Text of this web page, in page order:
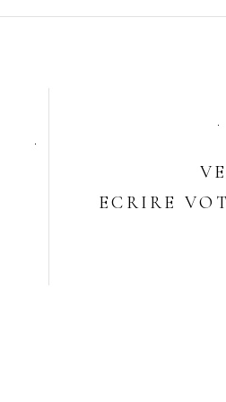
ECRIRE